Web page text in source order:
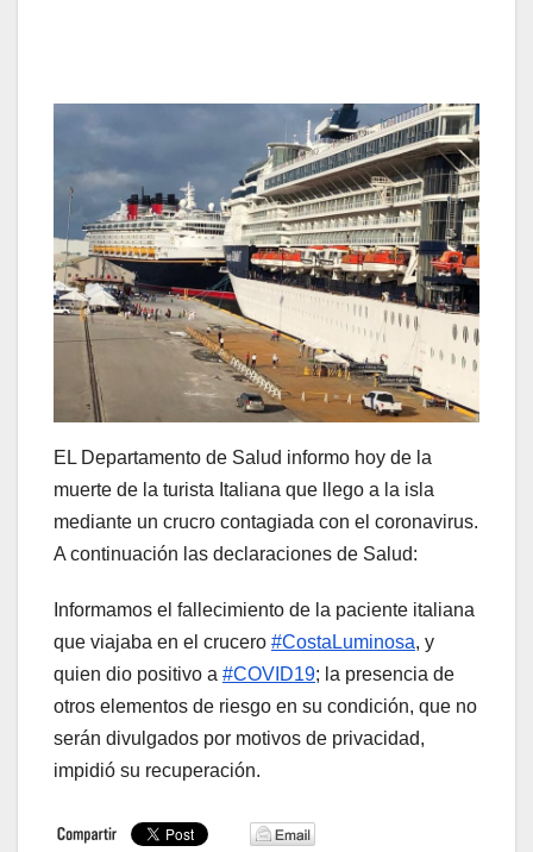
EL Departamento de Salud informo hoy de la
muerte de la turista Italiana que llego a la isla
mediante un crucro contagiada con el coronavirus.
A continuación las declaraciones de Salud:
Informamos el fallecimiento de la paciente italiana
que viajaba en el crucero #CostaLuminosa, y
quien dio positivo a #COVID19; la presencia de
otros elementos de riesgo en su condición, que no
serán divulgados por motivos de privacidad,
impidió su recuperación.